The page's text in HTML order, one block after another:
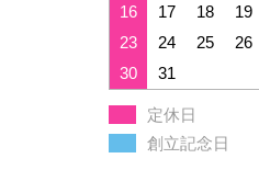
16
17 18 19
23
24 25 26
30
31
定休日
創立記念日